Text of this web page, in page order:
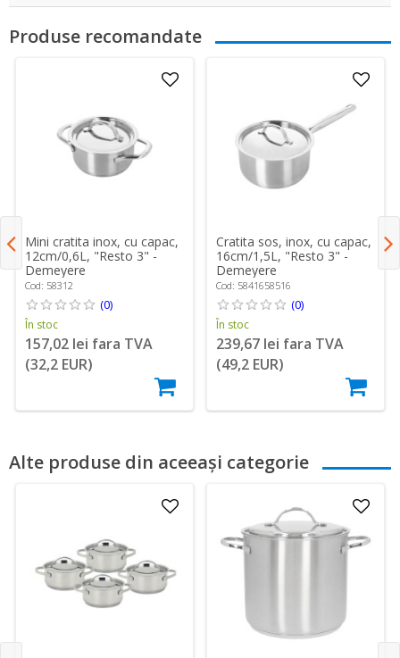
Produse recomandate
Mini cratita inox, cu capac,
12cm/0,6L, "Resto 3" -
Demeyere
Cod: 58312
(0)
În stoc
157,02 lei fara TVA
(32,2 EUR)
Cratita sos, inox, cu capac,
16cm/1,5L, "Resto 3" -
Demeyere
Cod: 5841658516
(0)
În stoc
239,67 lei fara TVA
(49,2 EUR)
Alte produse din aceeași categorie